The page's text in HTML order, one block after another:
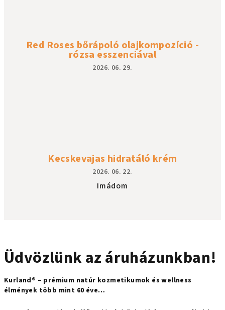
Red Roses bőrápoló olajkompozíció -
rózsa esszenciával
2026. 06. 29.
Kecskevajas hidratáló krém
A
termék
2026. 06. 22.
Imádom
Üdvözlünk az áruházunkban!
Kurland® – prémium natúr kozmetikumok és wellness
élmények több mint 60 éve…